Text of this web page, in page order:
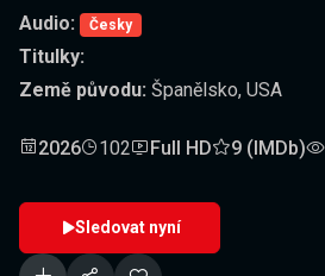
Audio:
Česky
Titulky:
Země původu: Španělsko, USA
2026 102 Full HD 9 (IMDb)
Sledovat nyní